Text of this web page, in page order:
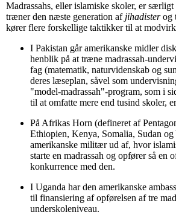
Madrassahs, eller islamiske skoler, er
træner den næste generation af jihadisterog
kører flere forskellige taktikker til at
I Pakistan går amerikanske midler
henblik på at træne madrassah-
fag (matematik, naturvidenskab og
deres læseplan, såvel som
"model-madrassah"-program, som i
til at omfatte mere end tusind skoler,
På Afrikas Horn (defineret af
Ethiopien, Kenya, Somalia, Sudan og
amerikanske militær ud af, hvor
starte en madrassah og opfører så en
konkurrence med den.
I Uganda har den amerikanske
til finansiering af opførelsen af tre
underskoleniveau.